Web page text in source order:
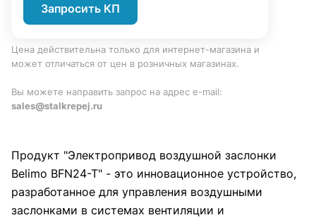
Запросить КП
Цена действительна только для интернет-магазина и
может отличаться от цен в розничных магазинах.
Вы можете направить запрос на адрес e-mail:
sales@stalkrepej.ru
Продукт "Электропривод воздушной заслонки
Belimo BFN24-T" - это инновационное устройство,
разработанное для управления воздушными
заслонками в системах вентиляции и